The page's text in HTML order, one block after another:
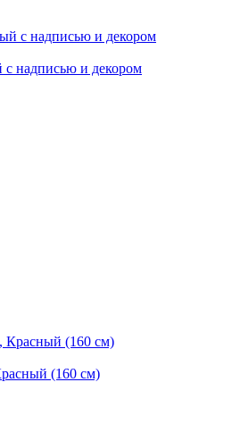
надписью и декором
(160 см)